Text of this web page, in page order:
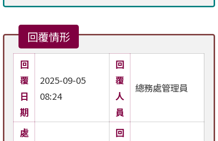
回覆情形
回
覆
日
期
2025-09-05
08:24
回
覆
人
員
總務處管理員
處
回